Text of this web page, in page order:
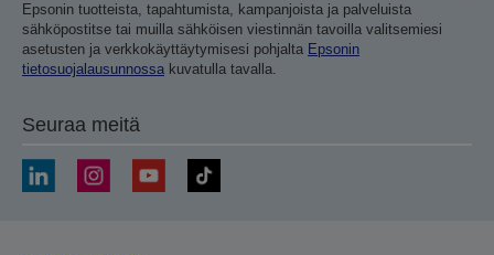
Epsonin tuotteista, tapahtumista, kampanjoista ja palveluista
sähköpostitse tai muilla sähköisen viestinnän tavoilla valitsemiesi
asetusten ja verkkokäyttäytymisesi pohjalta Epsonin
tietosuojalausunnossa kuvatulla tavalla.
Seuraa meitä